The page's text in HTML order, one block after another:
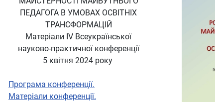
ПЕДАГОГА В УМОВАХ ОСВІТНІХ
ТРАНСФОРМАЦІЙ
Матеріали ІV Всеукраїнської
науково-практичної конференції
5 квітня 2024 року
Програма конференції.
Матеріали конференції.